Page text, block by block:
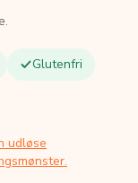
Glutenfri
udløse